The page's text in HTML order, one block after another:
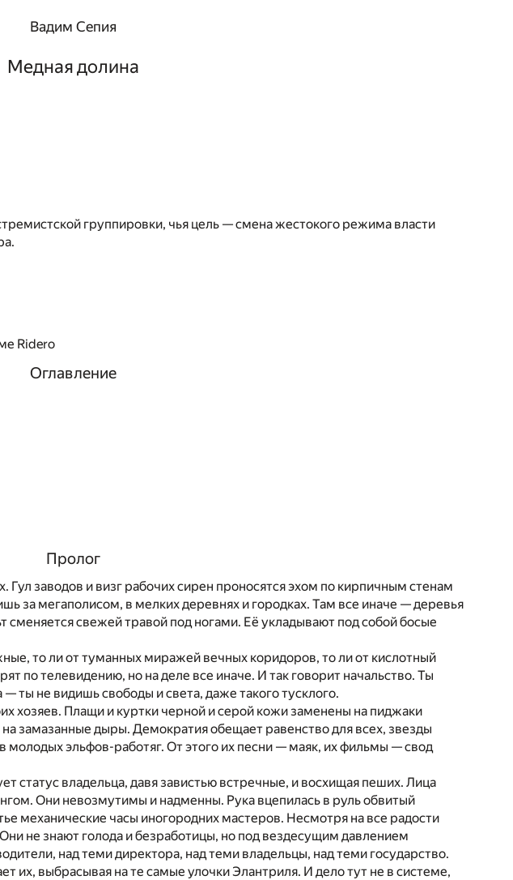
Вадим Сепия
Медная долина
группировки, чья цель — смена жестокого режима власти
Ridero
Оглавление
Пролог
заводов и визг рабочих сирен проносятся эхом по кирпичным стенам
за мегаполисом, в мелких деревнях и городках. Там все иначе — деревья
сменяется свежей травой под ногами. Её укладывают под собой босые
то ли от туманных миражей вечных коридоров, то ли от кислотный
по телевидению, но на деле все иначе. И так говорит начальство. Ты
не видишь свободы и света, даже такого тусклого.
хозяев. Плащи и куртки черной и серой кожи заменены на пиджаки
замазанные дыры. Демократия обещает равенство для всех, звезды
молодых эльфов-работяг. От этого их песни — маяк, их фильмы — свод
статус владельца, давя завистью встречные, и восхищая пеших. Лица
Они невозмутимы и надменны. Рука вцепилась в руль обвитый
механические часы иногородних мастеров. Несмотря на все радости
не знают голода и безработицы, но под вездесущим давлением
над теми директора, над теми владельцы, над теми государство.
их, выбрасывая на те самые улочки Элантриля. И дело тут не в системе,